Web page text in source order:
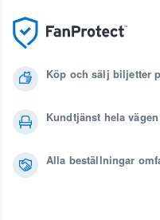
Köp och sälj biljetter
Kundtjänst hela
Alla beställningar